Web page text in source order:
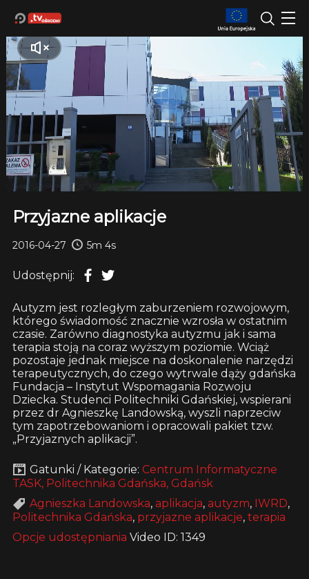
Przyjazne aplikacje
2016-04-27 5m 4s
Udostępnij:
Autyzm jest rozległym zaburzeniem rozwojowym,
którego świadomość znacznie wzrosła w ostatnim
czasie. Zarówno diagnostyka autyzmu jak i sama
terapia stoją na coraz wyższym poziomie. Wciąż
pozostaje jednak miejsce na doskonalenie narzędzi
terapeutycznych, do czego wytrwale dąży gdańska
Fundacja – Instytut Wspomagania Rozwoju
Dziecka. Studenci Politechniki Gdańskiej, wspierani
przez dr Agnieszkę Landowską, wyszli naprzeciw
tym zapotrzebowaniom i opracowali pakiet tzw.
„Przyjaznych aplikacji”.
Gatunki / Kategorie: Centrum Informatyczne
TASK, Politechnika Gdańska, Gdańsk
Agnieszka Landowska, aplikacja, autyzm, IWRD,
Politechnika Gdańska, przyjazne aplikacje, terapia
Opcje udostępniania Video ID: 1349